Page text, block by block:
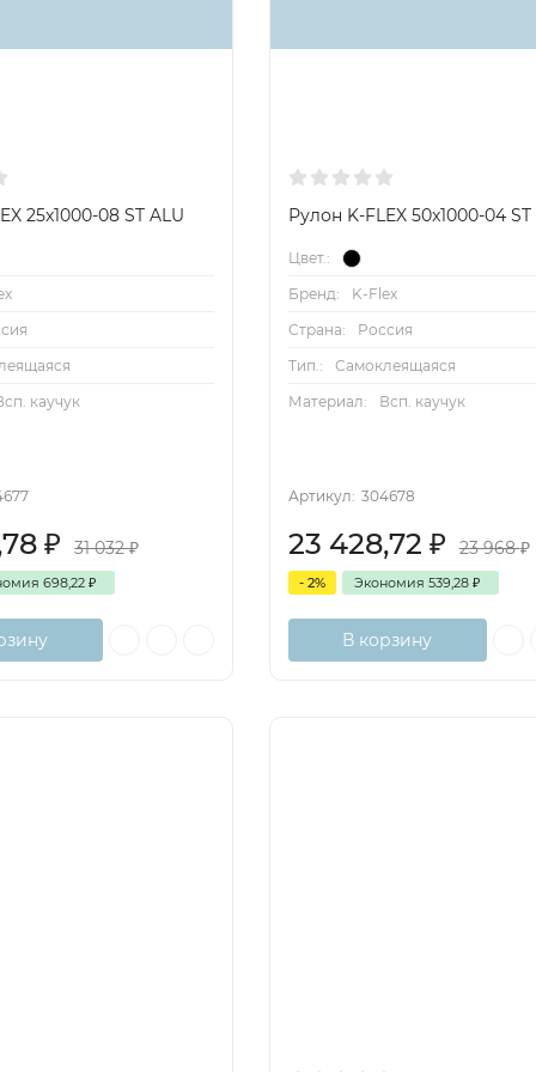
25x1000-08 ST ALU
каучук
₽ 31 032₽
698,22₽
Рулон K-FLEX 50x1000-04 ST
Цвет.:
Бренд:
K-Flex
Страна:
Россия
Тип.:
Самоклеящаяся
Материал:
Всп. каучук
Артикул: 304678
23 428,72 ₽ 23 968₽
- 2% Экономия 539,28 ₽
В корзину